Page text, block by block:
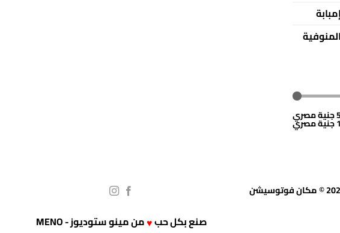
صنع بكل حب♥من
مينو ستوديوز - MENO